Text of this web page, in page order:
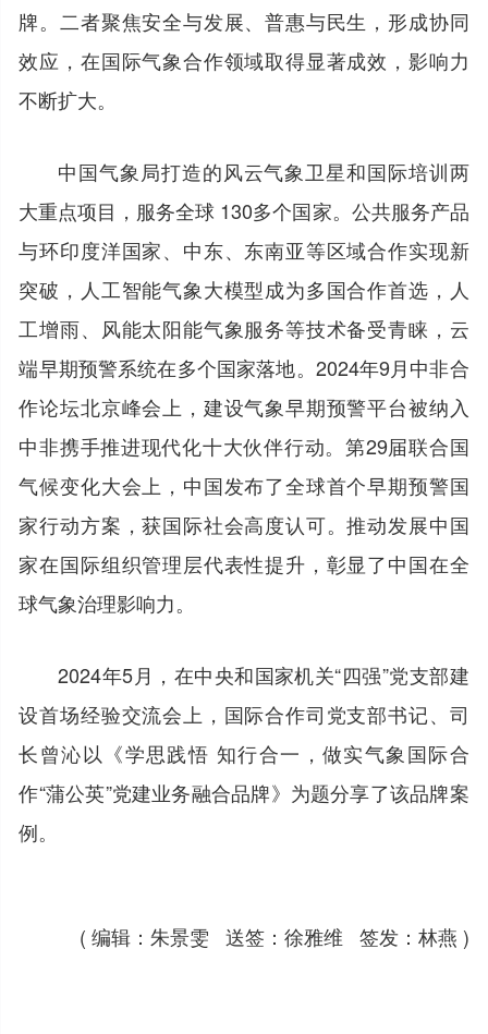
牌。二者聚焦安全与发展、普惠与民生，形成协同
效应，在国际气象合作领域取得显著成效，影响力
不断扩大。
中国气象局打造的风云气象卫星和国际培训两
大重点项目，服务全球 130多个国家。公共服务产品
与环印度洋国家、中东、东南亚等区域合作实现新
突破，人工智能气象大模型成为多国合作首选，人
工增雨、风能太阳能气象服务等技术备受青睐，云
端早期预警系统在多个国家落地。2024年9月中非合
作论坛北京峰会上，建设气象早期预警平台被纳入
中非携手推进现代化十大伙伴行动。第29届联合国
气候变化大会上，中国发布了全球首个早期预警国
家行动方案，获国际社会高度认可。推动发展中国
家在国际组织管理层代表性提升，彰显了中国在全
球气象治理影响力。
2024年5月，在中央和国家机关“四强”党支部建
设首场经验交流会上，国际合作司党支部书记、司
长曾沁以《学思践悟 知行合一，做实气象国际合
作“蒲公英”党建业务融合品牌》为题分享了该品牌案
例。
( 编辑：朱景雯 送签：徐雅维 签发：林燕 )